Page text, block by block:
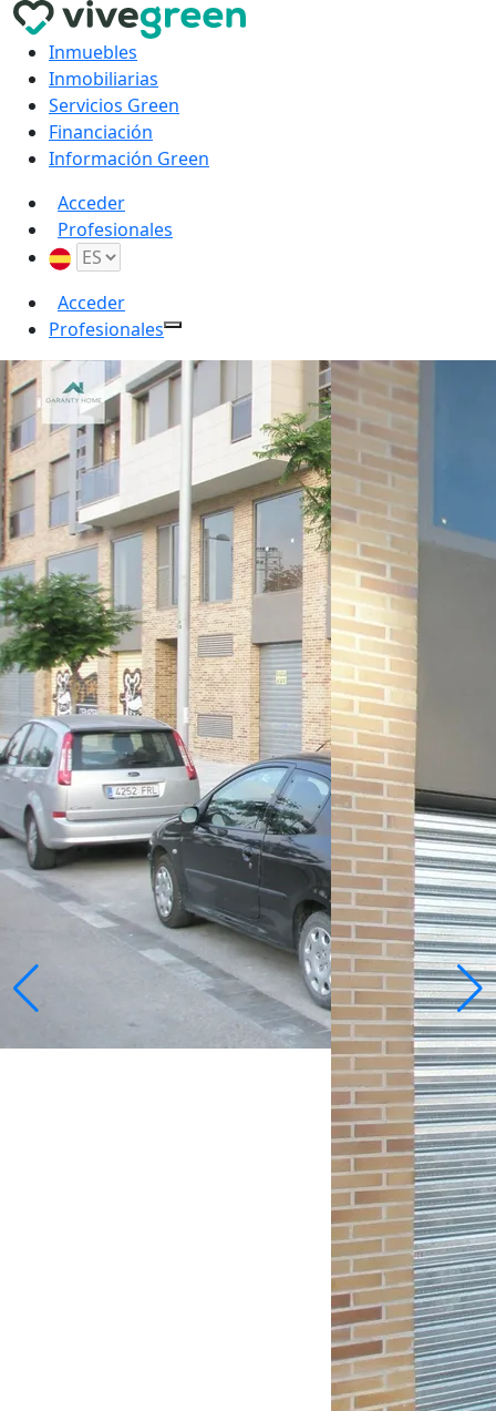
Inmuebles
Inmobiliarias
Servicios Green
Financiación
Información Green
Acceder
Profesionales
Acceder
Profesionales